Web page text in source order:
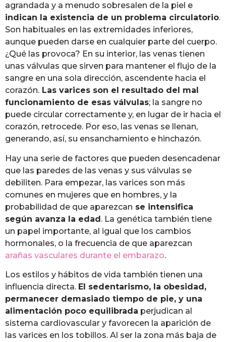
agrandada y a menudo sobresalen de la piel e
indican la existencia de un problema circulatorio.
Son habituales en las extremidades inferiores,
aunque pueden darse en cualquier parte del cuerpo.
¿Qué las provoca? En su interior, las venas tienen
unas válvulas que sirven para mantener el flujo de la
sangre en una sola dirección, ascendente hacia el
corazón. Las varices son el resultado del mal
funcionamiento de esas válvulas; la sangre no
puede circular correctamente y, en lugar de ir hacia el
corazón, retrocede. Por eso, las venas se llenan,
generando, así, su ensanchamiento e hinchazón.
Hay una serie de factores que pueden desencadenar
que las paredes de las venas y sus válvulas se
debiliten. Para empezar, las varices son más
comunes en mujeres que en hombres, y la
probabilidad de que aparezcan se intensifica
según avanza la edad. La genética también tiene
un papel importante, al igual que los cambios
hormonales, o la frecuencia de que aparezcan
arañas vasculares durante el embarazo.
Los estilos y hábitos de vida también tienen una
influencia directa. El sedentarismo, la obesidad,
permanecer demasiado tiempo de pie, y una
alimentación poco equilibrada perjudican al
sistema cardiovascular y favorecen la aparición de
las varices en los tobillos. Al ser la zona más baja de